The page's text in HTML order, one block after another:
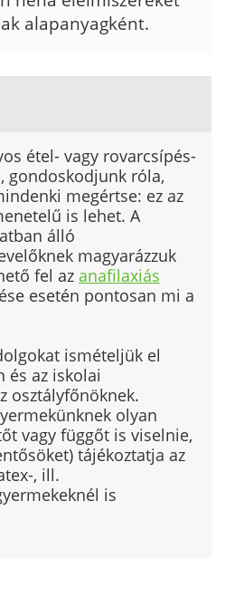
alapanyagként.
étel- vagy rovarcsípés-
gondoskodjunk róla,
megért­se: ez az
is lehet. A
álló
magyarázzuk
fel az anafilaxiás
esetén pontosan mi a
ismételjük el
és az iskolai
osztályfőnöknek.
olyan
vagy függőt is viselnie,
tájékoztatja az
, ill.
is